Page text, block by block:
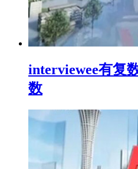
interviewee有复
数